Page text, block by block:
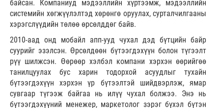
байсан. Компаниуд мэдээллийн хүртээмж, мэдээллийн
системийн хөгжүүлэлтэд хөрөнгө оруулах, сурталчилгааны
хэрэгслүүдийн төлөө өрсөлддөг байв.
2010-аад онд мобайл апп-ууд чухал дэд бүтцийн байр
суурийг эзэлсэн. Өрсөлдөөн бүтээгдэхүүн болон түгээлт
рүү шилжсэн. Өөрөөр хэлбэл компани хэрхэн өөрийгөө
танилцуулах бус харин тодорхой асуудлыг тухайн
бүтээгдэхүүн хэрхэн үр бүтээлтэй шийдвэрлэж, ямар
сувгаар түгээж байгаа нь илүү чухал болжээ. Энэ нь
бүтээгдэхүүний менежер, маркетолог зэрэг бүхэл бүтэн